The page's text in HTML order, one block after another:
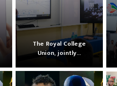
The Royal College
Union, jointly...